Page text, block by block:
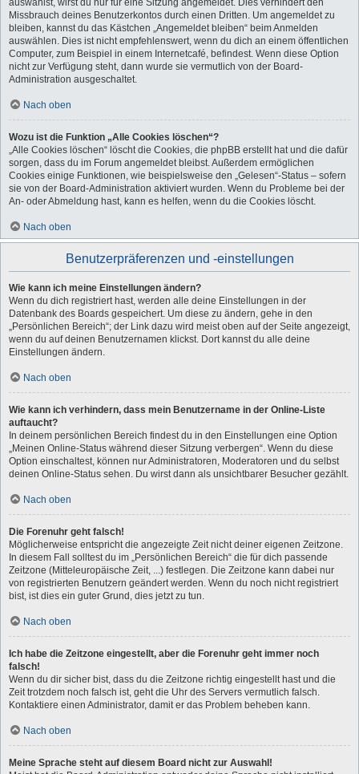
auswählst, wirst du nur für eine Sitzung angemeldet. Dies verhindert den
Missbrauch deines Benutzerkontos durch einen Dritten. Um angemeldet zu
bleiben, kannst du das Kästchen „Angemeldet bleiben“ beim Anmelden
auswählen. Dies ist nicht empfehlenswert, wenn du dich an einem öffentlichen
Computer, zum Beispiel in einem Internetcafé, befindest. Wenn diese Option
nicht zur Verfügung steht, dann wurde sie vermutlich von der Board-
Administration ausgeschaltet.
Nach oben
Wozu ist die Funktion „Alle Cookies löschen“?
„Alle Cookies löschen“ löscht die Cookies, die phpBB erstellt hat und die dafür
sorgen, dass du im Forum angemeldet bleibst. Außerdem ermöglichen
Cookies einige Funktionen, wie beispielsweise den „Gelesen“-Status – sofern
sie von der Board-Administration aktiviert wurden. Wenn du Probleme bei der
An- oder Abmeldung hast, kann es helfen, wenn du die Cookies löscht.
Nach oben
Benutzerpräferenzen und -einstellungen
Wie kann ich meine Einstellungen ändern?
Wenn du dich registriert hast, werden alle deine Einstellungen in der
Datenbank des Boards gespeichert. Um diese zu ändern, gehe in den
„Persönlichen Bereich“; der Link dazu wird meist oben auf der Seite angezeigt,
wenn du auf deinen Benutzernamen klickst. Dort kannst du alle deine
Einstellungen ändern.
Nach oben
Wie kann ich verhindern, dass mein Benutzername in der Online-Liste
auftaucht?
In deinem persönlichen Bereich findest du in den Einstellungen eine Option
„Meinen Online-Status während dieser Sitzung verbergen“. Wenn du diese
Option einschaltest, können nur Administratoren, Moderatoren und du selbst
deinen Online-Status sehen. Du wirst dann als unsichtbarer Besucher gezählt.
Nach oben
Die Forenuhr geht falsch!
Möglicherweise entspricht die angezeigte Zeit nicht deiner eigenen Zeitzone.
In diesem Fall solltest du im „Persönlichen Bereich“ die für dich passende
Zeitzone (Mitteleuropäische Zeit, ...) festlegen. Die Zeitzone kann dabei nur
von registrierten Benutzern geändert werden. Wenn du noch nicht registriert
bist, ist dies ein guter Grund, dies jetzt zu tun.
Nach oben
Ich habe die Zeitzone eingestellt, aber die Forenuhr geht immer noch
falsch!
Wenn du dir sicher bist, dass du die Zeitzone richtig eingestellt hast und die
Zeit trotzdem noch falsch ist, geht die Uhr des Servers vermutlich falsch.
Kontaktiere einen Administrator, damit er das Problem beheben kann.
Nach oben
Meine Sprache steht auf diesem Board nicht zur Auswahl!